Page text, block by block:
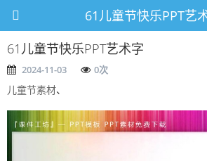
61儿童节快乐PPT艺
61儿童节快乐PPT艺术字
2024-11-03 0次
儿童节素材、